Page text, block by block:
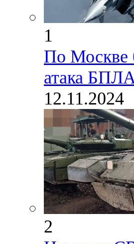
1
По Москве
атака
12.11.2024
2